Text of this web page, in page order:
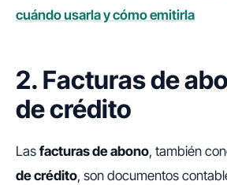
cuándo usarla y cómo emitirla
2. Facturas de
de crédito
Las facturas de abono, también
de crédito, son documentos